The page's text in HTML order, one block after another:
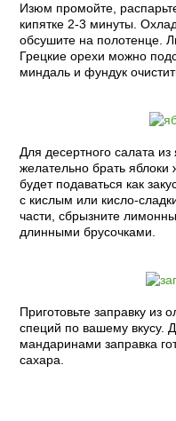
Изюм промойте,
кипятке 2-3 минуты.
обсушите на полотенце.
Грецкие орехи можно
миндаль и фундук
Для десертного салата
желательно брать
будет подаваться как
с кислым или кисло-
части, сбрызните
длинными брусочками.
Приготовьте заправку из
специй по вашему вкусу.
мандаринами заправка
сахара.